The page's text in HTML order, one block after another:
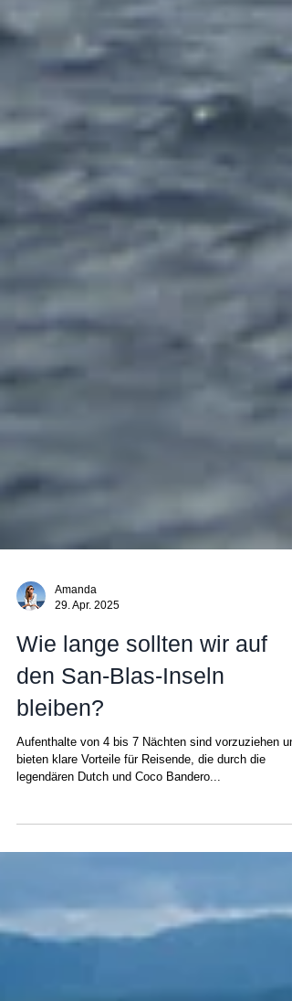
Amanda
29. Apr. 2025
Wie lange sollten wir auf
den San-Blas-Inseln
bleiben?
Aufenthalte von 4 bis 7 Nächten sind vorzuziehen